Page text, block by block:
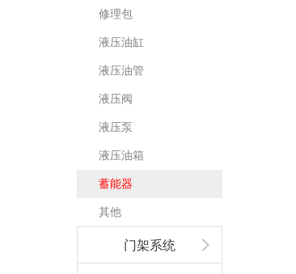
修理包
液压油缸
液压油管
液压阀
液压泵
液压油箱
蓄能器
其他
门架系统